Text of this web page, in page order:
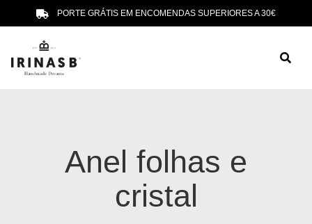
PORTE GRÁTIS EM ENCOMENDAS SUPERIORES A 30€
Anel folhas e
cristal